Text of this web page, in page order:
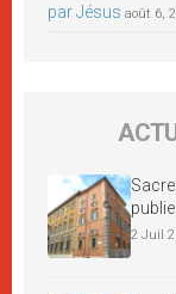
par Jésus août 6,
2 Juil